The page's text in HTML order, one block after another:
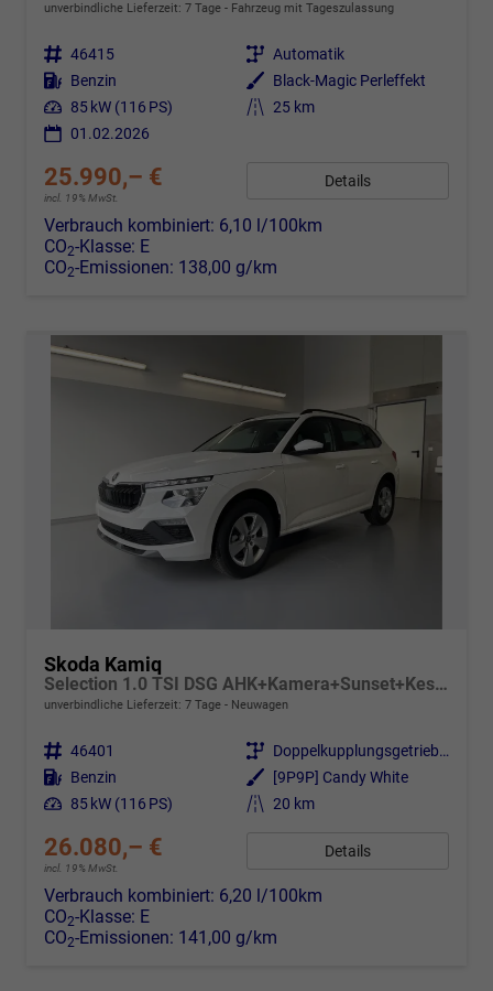
unverbindliche Lieferzeit: 7 Tage Fahrzeug mit Tageszulassung
Fahrzeugnr. 46415 Getriebe Automatik
Kraftstoff Benzin Außenfarbe
Black-Magic Perleffekt
Leistung 85 kW (116 PS) Kilometerstand 25 km
01.02.2026
25.990,– €
incl. 19% MwSt.
Details
Verbrauch kombiniert: 6,10 l/100km
CO2-Klasse: E
CO2-Emissionen: 138,00 g/km
Skoda Kamiq
Selection 1.0 TSI DSG AHK+Kamera+Sunset+Kessy+AppConnect+Sitzheiz+Alu16+GV5
unverbindliche Lieferzeit: 7 Tage Neuwagen
Fahrzeugnr. 46401 Getriebe
Doppelkupplungsgetriebe (DSG)
Kraftstoff Benzin Außenfarbe
[9P9P] Candy White
Leistung 85 kW (116 PS) Kilometerstand 20 km
26.080,– €
incl. 19% MwSt.
Details
Verbrauch kombiniert: 6,20 l/100km
CO2-Klasse: E
CO2-Emissionen: 141,00 g/km